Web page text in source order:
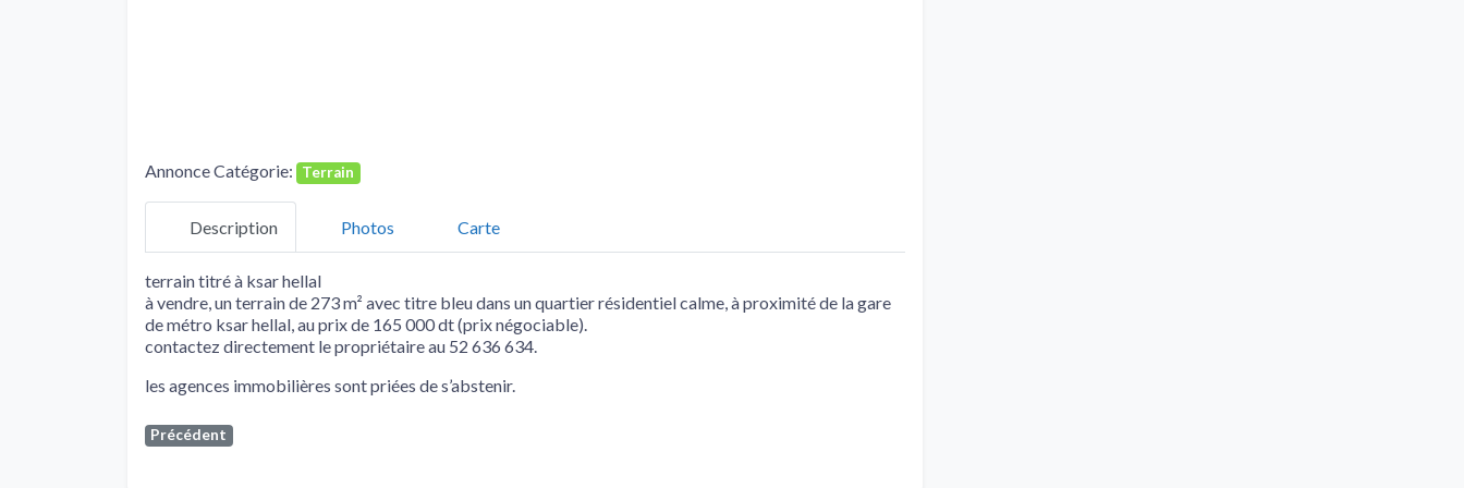
Annonce Catégorie: Terrain
Description Photos Carte
terrain titré à ksar hellal
à vendre, un terrain de 273 m² avec titre bleu dans un quartier résidentiel calme, à proximité de la gare
de métro ksar hellal, au prix de 165 000 dt (prix négociable).
contactez directement le propriétaire au 52 636 634.
les agences immobilières sont priées de s’abstenir.
Précédent